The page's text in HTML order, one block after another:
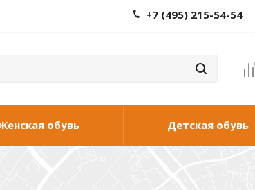
+7 (495) 215-54-54
обувь Детская обувь